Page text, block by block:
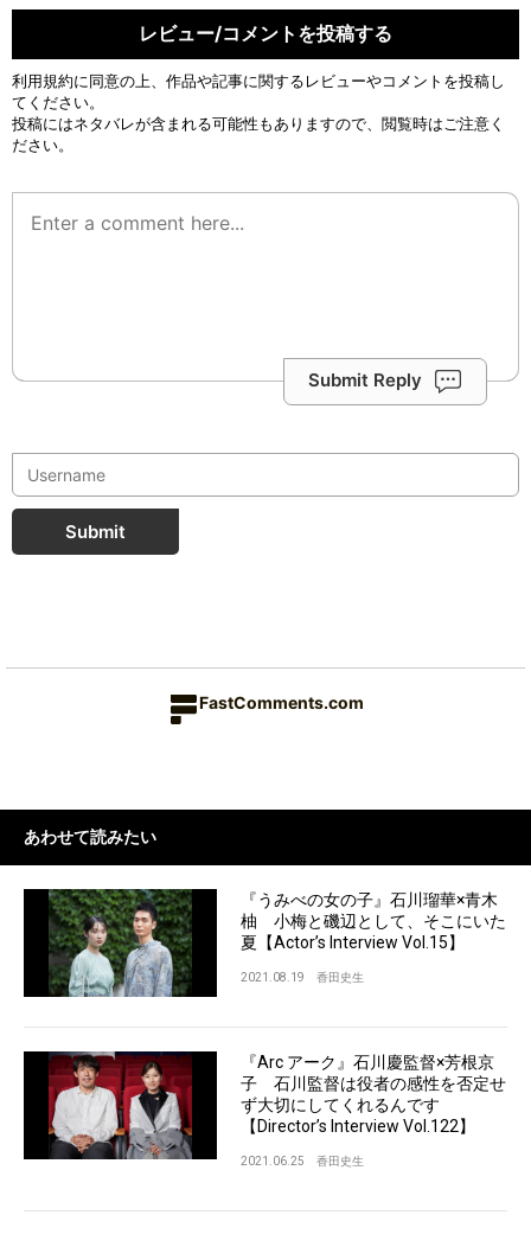
レビュー/コメントを投稿する
利用規約に同意の上、作品や記事に関するレビューやコメントを投稿し
てください。
投稿にはネタバレが含まれる可能性もありますので、閲覧時はご注意く
ださい。
Submit Reply
Submit
FastComments.com
あわせて読みたい
『うみべの女の子』石川瑠華×青木
柚 小梅と磯辺として、そこにいた
夏【Actor’s Interview Vol.15】
2021.08.19 香田史生
『Arc アーク』石川慶監督×芳根京
子 石川監督は役者の感性を否定せ
ず大切にしてくれるんです
【Director’s Interview Vol.122】
2021.06.25 香田史生